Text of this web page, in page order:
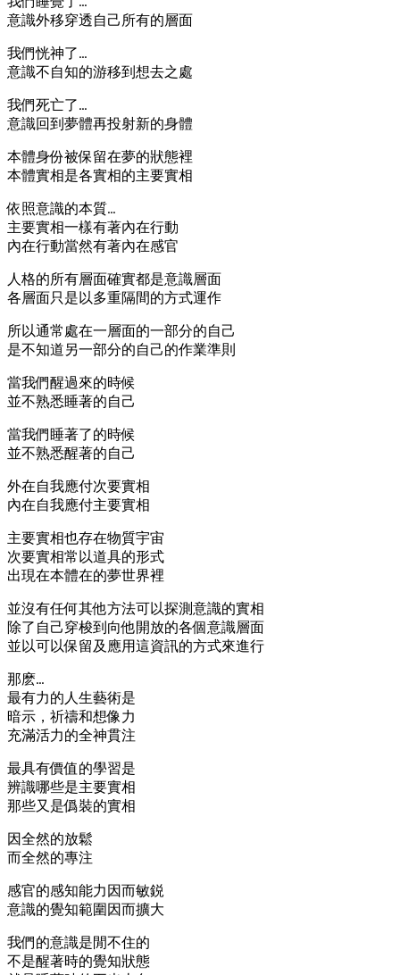
意識外移穿透自己所有的層面
我們恍神了…
意識不自知的游移到想去之處
我們死亡了…
意識回到夢體再投射新的身體
本體身份被保留在夢的狀態裡
本體實相是各實相的主要實相
依照意識的本質…
主要實相一樣有著內在行動
內在行動當然有著內在感官
人格的所有層面確實都是意識層面
各層面只是以多重隔間的方式運作
所以通常處在一層面的一部分的自己
是不知道另一部分的自己的作業準則
當我們醒過來的時候
並不熟悉睡著的自己
當我們睡著了的時候
並不熟悉醒著的自己
外在自我應付次要實相
內在自我應付主要實相
主要實相也存在物質宇宙
次要實相常以道具的形式
出現在本體在的夢世界裡
並沒有任何其他方法可以探測意識的實相
除了自己穿梭到向他開放的各個意識層面
並以可以保留及應用這資訊的方式來進行
那麽…
最有力的人生藝術是
暗示，祈禱和想像力
充滿活力的全神貫注
最具有價值的學習是
辨識哪些是主要實相
那些又是僞裝的實相
因全然的放鬆
而全然的專注
感官的感知能力因而敏鋭
意識的覺知範圍因而擴大
我們的意識是閒不住的
不是醒著時的覺知狀態